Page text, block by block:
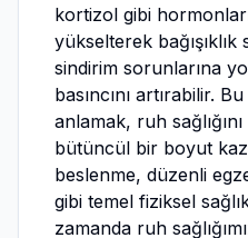
kortizol gibi
yükselterek bağışıklık
sindirim sorunlarına
basıncını artırabilir.
anlamak, ruh
bütüncül bir boyut
beslenme, düzenli
gibi temel fiziksel
zamanda ruh